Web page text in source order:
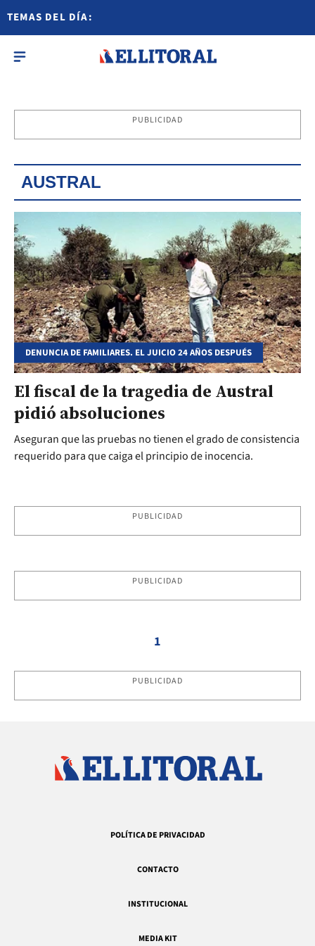
TEMAS DEL DÍA:
PUBLICIDAD
AUSTRAL
DENUNCIA DE FAMILIARES. EL JUICIO 24 AÑOS DESPUÉS
El fiscal de la tragedia de Austral
pidió absoluciones
Aseguran que las pruebas no tienen el grado de consistencia
requerido para que caiga el principio de inocencia.
PUBLICIDAD
PUBLICIDAD
1
PUBLICIDAD
POLÍTICA DE PRIVACIDAD
CONTACTO
INSTITUCIONAL
MEDIA KIT